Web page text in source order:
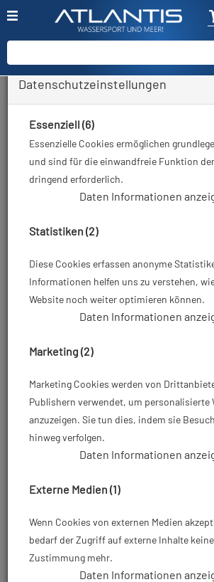
Zurück
Artikelnr.: mar-411489master
ab39,00 €*
Datenschutzeinstellungen
Essenziell (6)
Essenzielle Cookies ermöglichen
und sind für die einwandfreie Funktion
dringend erforderlich.
Daten Informationen
Statistiken (2)
Diese Cookies erfassen anonyme
Informationen helfen uns zu verstehen,
Website noch weiter optimieren können.
Daten Informationen
Marketing (2)
Marketing Cookies werden von
Publishern verwendet, um personalisierte
anzuzeigen. Sie tun dies, indem sie
hinweg verfolgen.
Daten Informationen
Externe Medien (1)
Wenn Cookies von externen Medien
bedarf der Zugriff auf externe Inhalte
Zustimmung mehr.
Daten Informationen